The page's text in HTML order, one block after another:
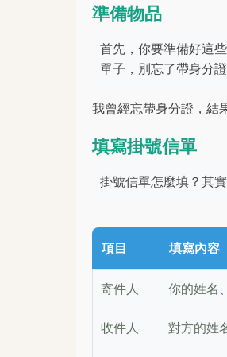
準備物品
首先，你要準備好這
單子，別忘了帶身分
我曾經忘帶身分證，結
填寫掛號信單
掛號信單怎麼填？其
項目 填寫內容
寄件人 你的姓名
收件人 對方的姓